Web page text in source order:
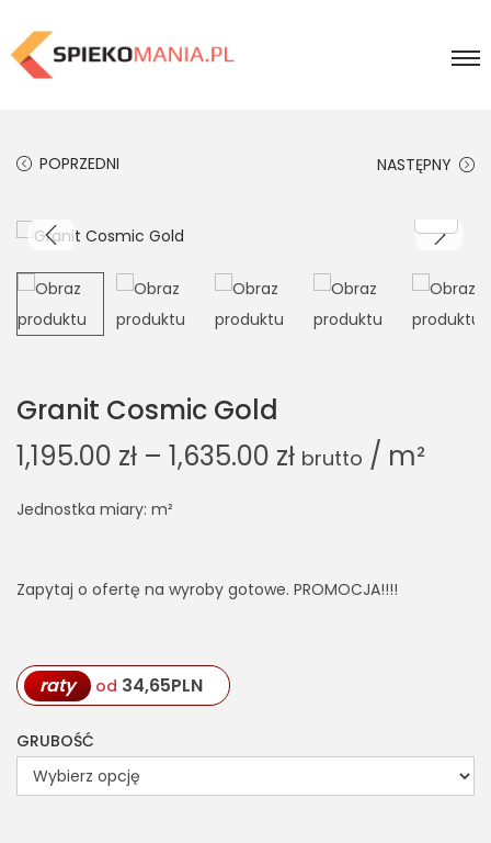
POPRZEDNI NASTĘPNY
Granit Cosmic Gold
1,195.00 zł – 1,635.00 zł brutto / m²
Jednostka miary: m²
Zapytaj o ofertę na wyroby gotowe. PROMOCJA!!!!
raty od 34,65PLN
GRUBOŚĆ